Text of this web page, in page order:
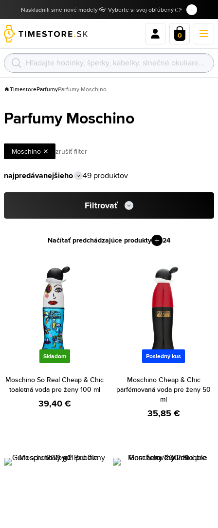
Naskladnili sme nové modely 👓 Vyberte si svoj obľúbený 👉
0
TimestoreParfumyParfumy Moschino
Parfumy Moschino
Moschino zrušiť filter
49 produktov
Filtrovať
Načítať predchádzajúce produkty 24
Skladom
Moschino So Real Cheap & Chic
toaletná voda pre ženy 100 ml
39,40 €
Posledný kus
Moschino Cheap & Chic
parfémovaná voda pre ženy 50
ml
35,85 €